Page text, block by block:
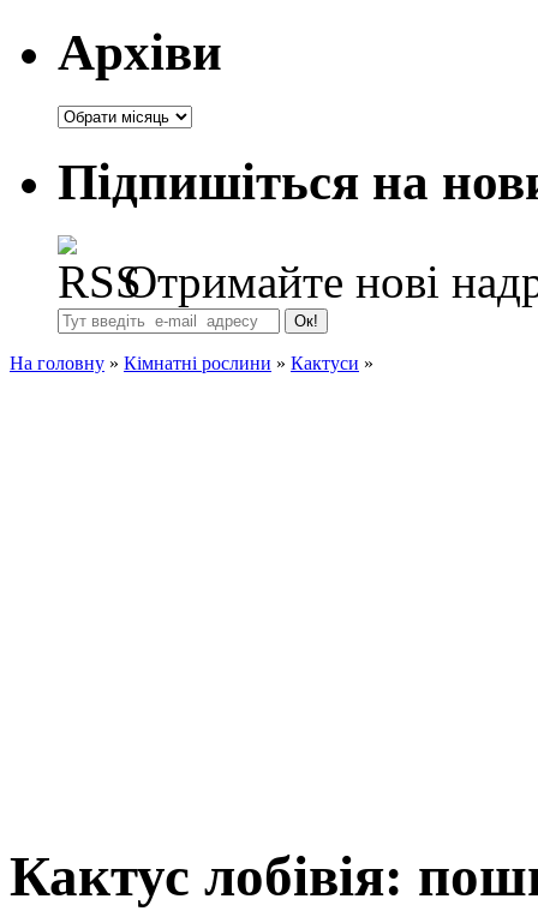
Архіви
Архіви
Підпишіться на
Отримайте нові
На головну » Кімнатні рослини » Кактуси »
Кактус лобівія: